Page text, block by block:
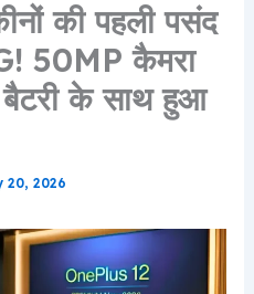
की पहली पसंद
50MP कैमरा
के साथ हुआ
20, 2026